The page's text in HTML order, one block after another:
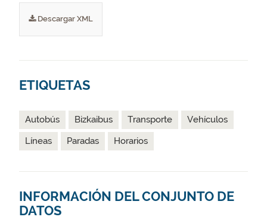
Descargar XML
ETIQUETAS
Autobús Bizkaibus Transporte
Vehículos
Líneas
Paradas Horarios
INFORMACIÓN DEL CONJUNTO DE
DATOS